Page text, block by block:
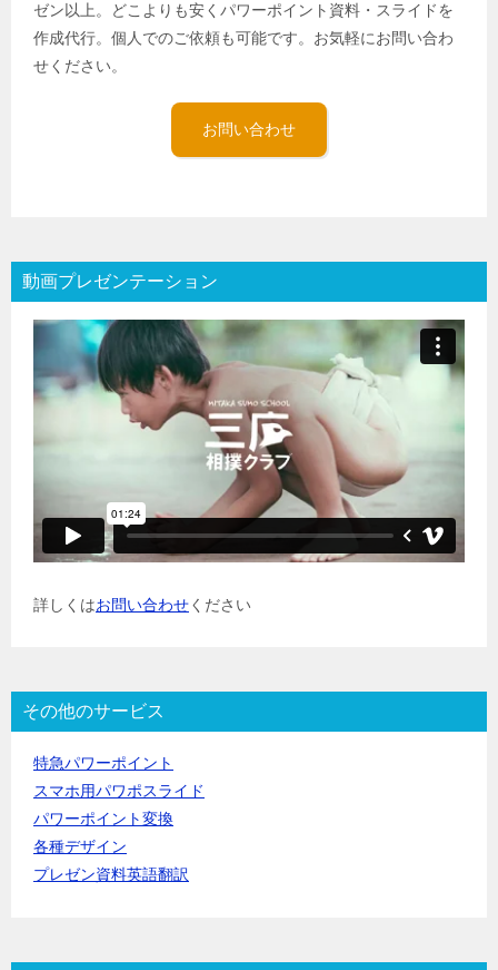
ゼン以上。どこよりも安くパワーポイント資料・スライドを
作成代行。個人でのご依頼も可能です。お気軽にお問い合わ
せください。
お問い合わせ
動画プレゼンテーション
詳しくはお問い合わせください
その他のサービス
特急パワーポイント
スマホ用パワポスライド
パワーポイント変換
各種デザイン
プレゼン資料英語翻訳